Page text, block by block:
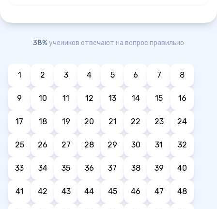
38%учеников отвечают на вопрос правильно
1 2 3 4 5 6 7 8
9 10 11 12 13 14 15 16
17 18 19 20 21 22 23 24
25 26 27 28 29 30 31 32
33 34 35 36 37 38 39 40
41 42 43 44 45 46 47 48